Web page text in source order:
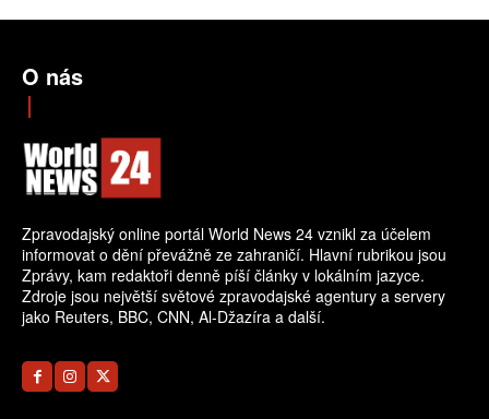
O nás
Zpravodajský online portál World News 24 vznikl za účelem
informovat o dění převážně ze zahraničí. Hlavní rubrikou jsou
Zprávy, kam redaktoři denně píší články v lokálním jazyce.
Zdroje jsou největší světové zpravodajské agentury a servery
jako Reuters, BBC, CNN, Al-Džazíra a další.